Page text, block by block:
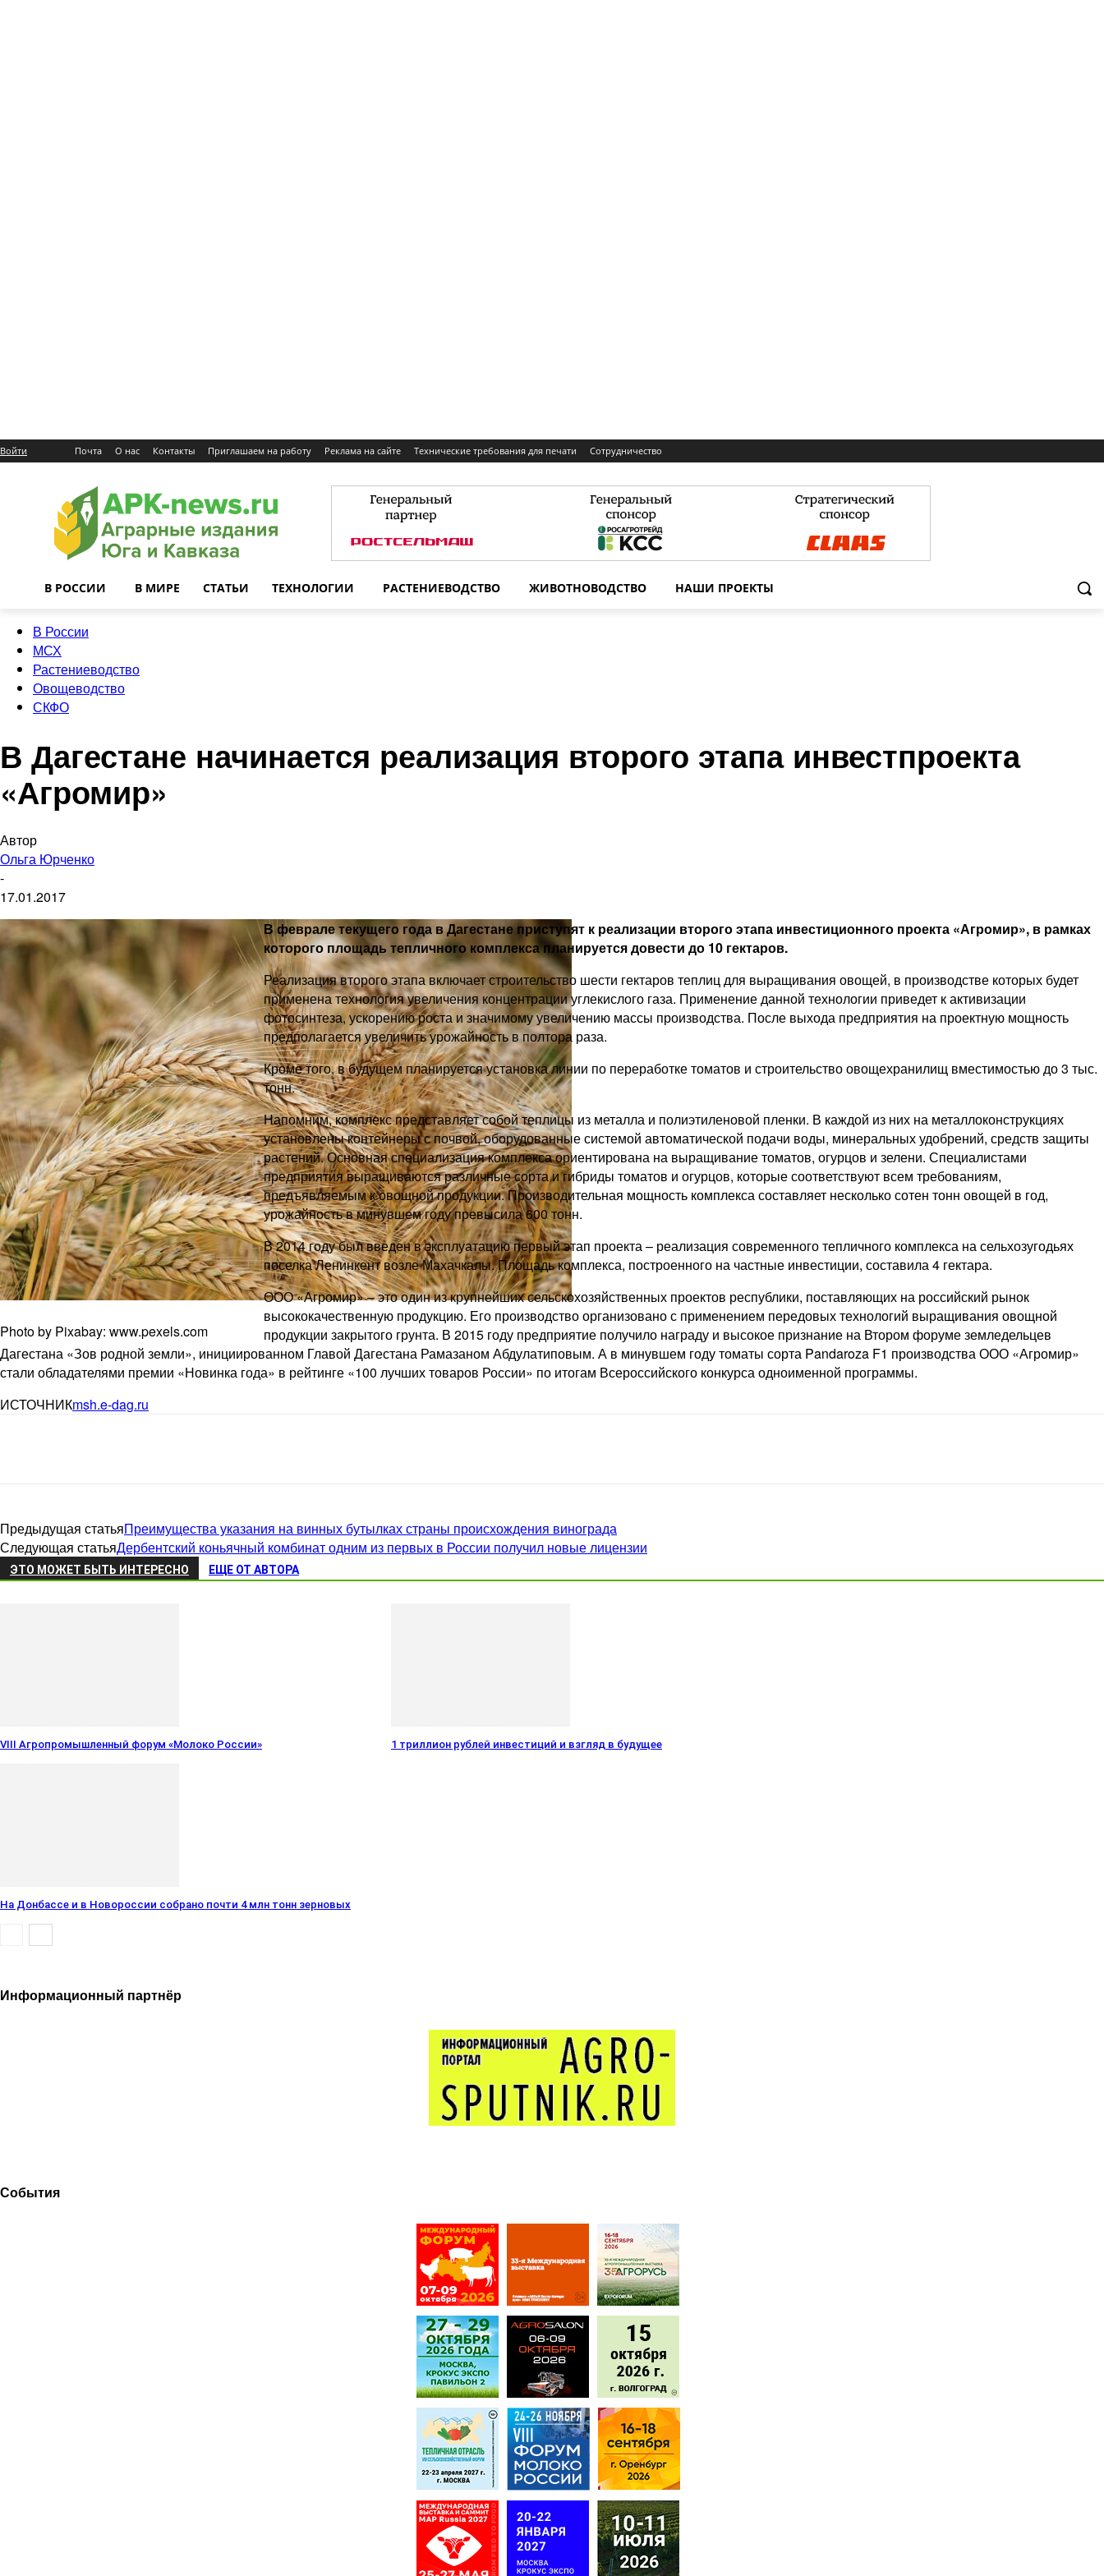
Войти Почта О нас Контакты Приглашаем на работу Реклама на сайте Технические требования для печати Сотрудничество
В РОССИИ В МИРЕ СТАТЬИ ТЕХНОЛОГИИ РАСТЕНИЕВОДСТВО ЖИВОТНОВОДСТВО НАШИ ПРОЕКТЫ
В России
МСХ
Растениеводство
Овощеводство
СКФО
В Дагестане начинается реализация второго этапа инвестпроекта
«Агромир»
Автор
Ольга Юрченко
-
17.01.2017
Photo by Pixabay: www.pexels.com
В феврале текущего года в Дагестане приступят к реализации второго этапа инвестиционного проекта «Агромир», в рамках
которого площадь тепличного комплекса планируется довести до 10 гектаров.
Реализация второго этапа включает строительство шести гектаров теплиц для выращивания овощей, в производстве которых будет
применена технология увеличения концентрации углекислого газа. Применение данной технологии приведет к активизации
фотосинтеза, ускорению роста и значимому увеличению массы производства. После выхода предприятия на проектную мощность
предполагается увеличить урожайность в полтора раза.
Кроме того, в будущем планируется установка линии по переработке томатов и строительство овощехранилищ вместимостью до 3 тыс.
тонн.
Напомним, комплекс представляет собой теплицы из металла и полиэтиленовой пленки. В каждой из них на металлоконструкциях
установлены контейнеры с почвой, оборудованные системой автоматической подачи воды, минеральных удобрений, средств защиты
растений. Основная специализация комплекса ориентирована на выращивание томатов, огурцов и зелени. Специалистами
предприятия выращиваются различные сорта и гибриды томатов и огурцов, которые соответствуют всем требованиям,
предъявляемым к овощной продукции. Производительная мощность комплекса составляет несколько сотен тонн овощей в год,
урожайность в минувшем году превысила 600 тонн.
В 2014 году был введен в эксплуатацию первый этап проекта – реализация современного тепличного комплекса на сельхозугодьях
поселка Ленинкент возле Махачкалы. Площадь комплекса, построенного на частные инвестиции, составила 4 гектара.
ООО «Агромир» – это один из крупнейших сельскохозяйственных проектов республики, поставляющих на российский рынок
высококачественную продукцию. Его производство организовано с применением передовых технологий выращивания овощной
продукции закрытого грунта. В 2015 году предприятие получило награду и высокое признание на Втором форуме земледельцев
Дагестана «Зов родной земли», инициированном Главой Дагестана Рамазаном Абдулатиповым. А в минувшем году томаты сорта Pandaroza F1 производства ООО «Агромир»
стали обладателями премии «Новинка года» в рейтинге «100 лучших товаров России» по итогам Всероссийского конкурса одноименной программы.
ИСТОЧНИКmsh.e-dag.ru
Предыдущая статьяПреимущества указания на винных бутылках страны происхождения винограда
Следующая статьяДербентский коньячный комбинат одним из первых в России получил новые лицензии
ЭТО МОЖЕТ БЫТЬ ИНТЕРЕСНО ЕЩЕ ОТ АВТОРА
VIII Агропромышленный форум «Молоко России» 1 триллион рублей инвестиций и взгляд в будущее
На Донбассе и в Новороссии собрано почти 4 млн тонн зерновых
Информационный партнёр
События